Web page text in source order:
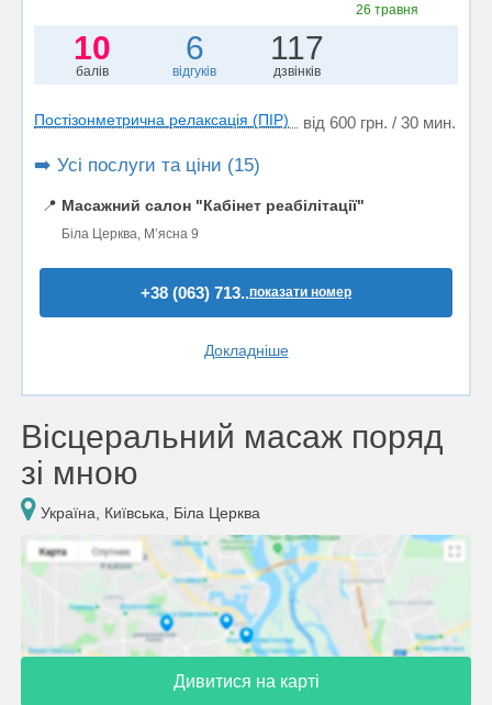
26 травня
10
балів
6
відгуків
117
дзвінків
Постізонметрична релаксація (ПІР) від 600 грн. / 30 мин.
➡️ Усі послуги та ціни (15)
📍 Масажний салон "Кабінет реабілітації"
Біла Церква, Мʼясна 9
+38 (063) 713..показати номер
Докладніше
Вісцеральний масаж поряд
зі мною
Україна, Київська, Біла Церква
Дивитися на карті